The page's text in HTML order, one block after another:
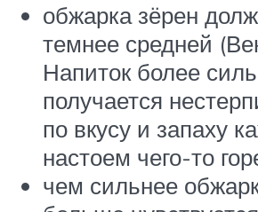
обжарка зёрен
темнее средней
Напиток более
получается
по вкусу и запаху
настоем чего-то
чем сильнее